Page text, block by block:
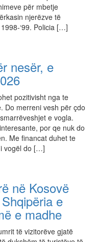
për mbetje
njerëzve të
‘99. Policia […]
nesër, e
pozitivisht nga te
Do merreni vesh për çdo
e vogla.
por qe nuk do
Me financat duhet te
vogël do […]
në Kosovë
e
e madhe
të vizitorëve gjatë